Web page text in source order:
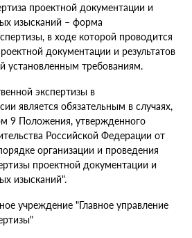
проектной документации и
изысканий – форма
в ходе которой проводится
документации и результатов
установленным требованиям.
экспертизы в
является обязательным в случаях,
9 Положения, утвержденного
Российской Федерации от
организации и проведения
проектной документации и
изысканий".
учреждение "Главное управление